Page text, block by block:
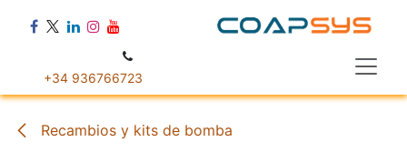
+34 936766723
Recambios y kits de bomba